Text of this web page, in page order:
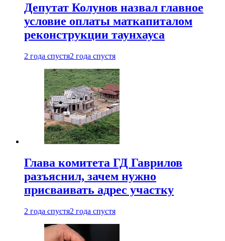
Депутат Колунов назвал главное
условие оплаты маткапиталом
реконструкции таунхауса
2 года спустя2 года спустя
Глава комитета ГД Гаврилов
разъяснил, зачем нужно
присваивать адрес участку
2 года спустя2 года спустя